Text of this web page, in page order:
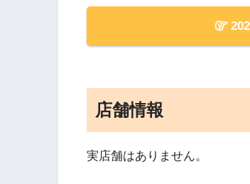
店舗情報
実店舗はありません。